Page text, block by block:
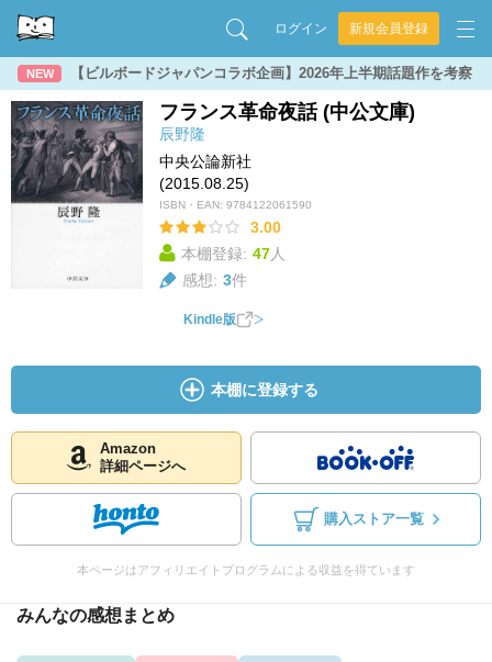
ログイン 新規会員登録
NEW 【ビルボードジャパンコラボ企画】2026年上半期話題作を考察
フランス革命夜話 (中公文庫)
辰野隆
中央公論新社
(2015.08.25)
ISBN・EAN: 9784122061590
3.00
本棚登録: 47人
感想: 3件
Kindle版
本棚に登録する
Amazon
詳細ページへ
購入ストア一覧
本ページはアフィリエイトプログラムによる収益を得ています
みんなの感想まとめ